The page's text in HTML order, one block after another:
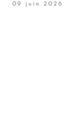
09 juin 2026